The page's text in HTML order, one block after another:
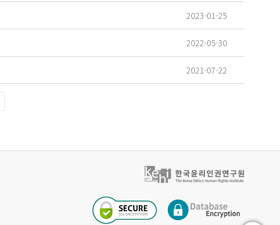
2023-01-25
2022-05-30
2021-07-22